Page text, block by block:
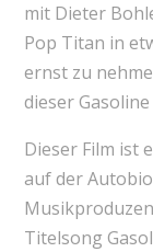
mit Dieter
Pop Titan in
ernst zu
dieser
Dieser Film ist
auf der
Titelsong